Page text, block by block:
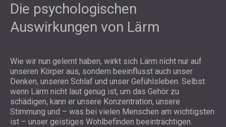
Die psychologischen
Auswirkungen von Lärm
Wie wir nun gelernt haben, wirkt sich Lärm nicht nur auf
unseren Körper aus, sondern beeinflusst auch unser
Denken, unseren Schlaf und unser Gefühlsleben. Selbst
wenn Lärm nicht laut genug ist, um das Gehör zu
schädigen, kann er unsere Konzentration, unsere
Stimmung und – was bei vielen Menschen am wichtigsten
ist – unser geistiges Wohlbefinden beeinträchtigen.